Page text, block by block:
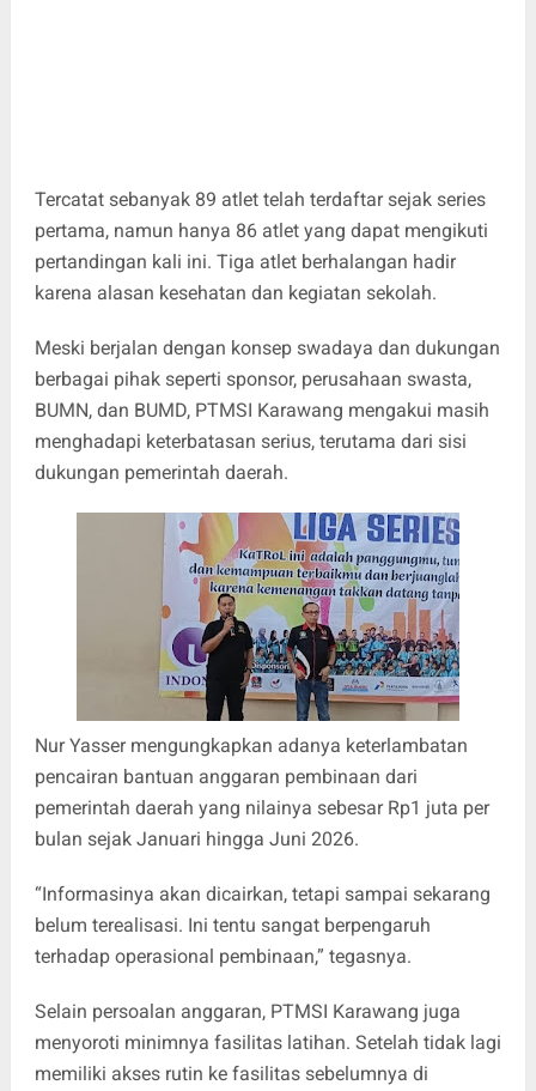
Tercatat sebanyak 89 atlet telah terdaftar sejak series
pertama, namun hanya 86 atlet yang dapat mengikuti
pertandingan kali ini. Tiga atlet berhalangan hadir
karena alasan kesehatan dan kegiatan sekolah.
Meski berjalan dengan konsep swadaya dan dukungan
berbagai pihak seperti sponsor, perusahaan swasta,
BUMN, dan BUMD, PTMSI Karawang mengakui masih
menghadapi keterbatasan serius, terutama dari sisi
dukungan pemerintah daerah.
Nur Yasser mengungkapkan adanya keterlambatan
pencairan bantuan anggaran pembinaan dari
pemerintah daerah yang nilainya sebesar Rp1 juta per
bulan sejak Januari hingga Juni 2026.
“Informasinya akan dicairkan, tetapi sampai sekarang
belum terealisasi. Ini tentu sangat berpengaruh
terhadap operasional pembinaan,” tegasnya.
Selain persoalan anggaran, PTMSI Karawang juga
menyoroti minimnya fasilitas latihan. Setelah tidak lagi
memiliki akses rutin ke fasilitas sebelumnya di